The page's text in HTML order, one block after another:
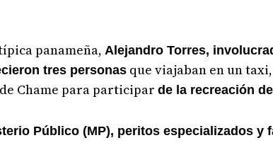
panameña,Alejandro Torres,
tres personas que viajaban en un
Chame para participarde la recreación
Público (MP), peritos especializados y